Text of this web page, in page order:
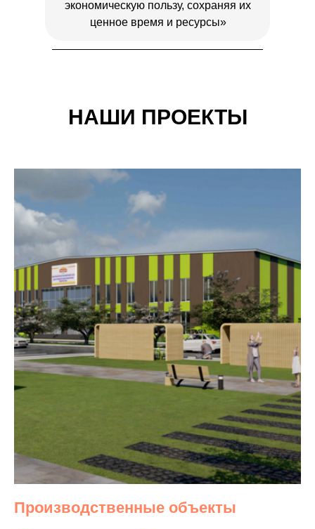
экономическую пользу, сохраняя их
ценное время и ресурсы»
НАШИ ПРОЕКТЫ
Производственные объекты